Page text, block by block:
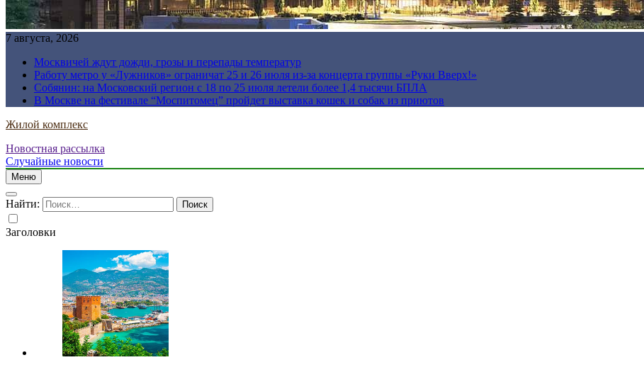
7 августа, 2026
Москвичей ждут дожди, грозы и перепады температур
Работу метро у «Лужников» ограничат 25 и 26 июля из-за концерта группы «Руки Вверх!»
Собянин: на Московский регион с 18 по 25 июля летели более 1,4 тысячи БПЛА
В Москве на фестивале “Моспитомец” пройдет выставка кошек и собак из приютов
Жилой комплекс
Новостная рассылка
Случайные новости
Меню
Найти:
Заголовки